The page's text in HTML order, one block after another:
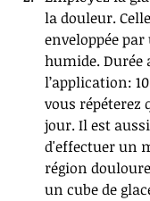
la douleur.
enveloppée
humide. Durée
l’application:
vous répéterez
jour. Il est
d'effectuer un
région
un cube de